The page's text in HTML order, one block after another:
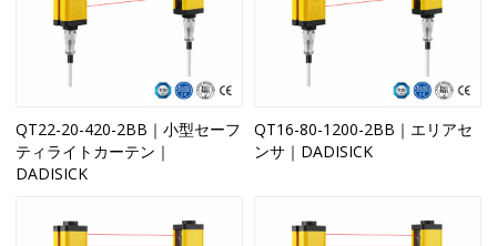
QT22-20-420-2BB｜小型セーフ
ティライトカーテン｜
DADISICK
QT16-80-1200-2BB｜エリアセ
ンサ｜DADISICK